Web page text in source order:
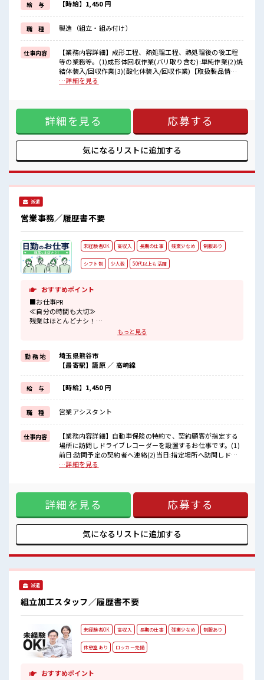
派手過ぎなければ髪型や髪色自由♪
(規定有)≪ラクラク制服アリ≫
制服があるので、
毎日の服装の悩み解消♪
≪自分に合った期間で働ける≫
福利厚生が整った派遣のお仕事です！
■職場の雰囲気
髪型にこだわりのあるアナタは必見！
職場にはロッカー完備！
私物の置きすぎには注意が必要ですね★
程よく残業あり！
給 与 【時給】1,450 円
職 種 製造（組立・組み付け）
仕事内容
【業務内容詳細】成形工程、熱処理工程、熱処理後の後工程
等の業務等。(1)成形体回収作業(バリ取り含む):単純作業(2)焼
結体装入/回収作業(3)(酸化体装入/回収作業)【取扱製品情
報】OA機器、自動車、電動工具等に使用される焼結機械部品
う方もOK！ ≪適度な残業でお給料UP≫ 残業は月20時間未満
で、 ほどよく稼げます♪ ≪モチベーションもUP≫ 派手過ぎ
なければ髪型や髪色自由♪ (規定有)≪ラクラク制服アリ≫ 制
服があるので、 毎日の服装の悩み解消♪ ≪自分に合った期間
で働ける≫ 福利厚生が整った派遣のお仕事です！ ■職場の雰
囲気 髪型にこだわりのあるアナタは必見！ 髪型自由な職場！
物の置きすぎには注意が必要ですね★ 程よく残業あり！
…詳細を見る
詳細を見る 応募する
気になるリストに追加する
派遣
営業事務／履歴書不要
未経験者OK 高収入 長期の仕事 残業少なめ 制服あり
シフト制 少人数 50代以上も活躍
おすすめポイント
■お仕事PR
≪自分の時間も大切≫
残業はほとんどナシ！
場合によってはお願いすることもあります♪
制服があるので、
毎日の服装の悩み解消♪
≪未経験の方も大カンゲイ≫
新しいことにチャレンジするのは不安だけど、
しっかり働く環境が整っています！
イチからスキルUP・ステップUP目指していきましょう！
≪自分に向いている仕事が探せる≫
困った事などがあれば、
担当がしっかりサポートします！
■職場の雰囲気
“コジンマリ”が好きな方にもお勧め！！
少人数の職場です♪
応募お待ちしております！
高収入もバッチリ目指せますよ！
もっと見る
勤 務 地
埼玉県熊谷市
【最寄駅】籠原 ／ 高崎線
給 与 【時給】1,450 円
職 種 営業アシスタント
仕事内容
【業務内容詳細】自動車保険の特約で、契約顧客が指定する
場所に訪問しドライブレコーダーを設置するお仕事です。(1)
前日:訪問予定の契約者へ連絡(2)当日:指定場所へ訪問しドラ
レコの設置(直行・直帰)※クレーム・トラブルは別途コールセ
てはお願いすることもあります♪ ≪動きやすい制服アリ≫ 制
服があるので、 毎日の服装の悩み解消♪ ≪未経験の方も大カ
ンゲイ≫ 新しいことにチャレンジするのは不安だけど、 しっ
かり働く環境が整っています！ イチからスキルUP・ステップ
UP目指していきましょう！ ≪自分に向いている仕事が探せる
≫ 困った事などがあれば、 担当がしっかりサポートします！
数の職場です♪ 残業は少なめ！ たまに残業するくらいなら…
という方、 応募お待ちしております！ 高収入もバッチリ目指
…詳細を見る
詳細を見る 応募する
気になるリストに追加する
派遣
組立加工スタッフ／履歴書不要
未経験者OK 高収入 長期の仕事 残業少なめ 制服あり
休憩室あり ロッカー完備
おすすめポイント